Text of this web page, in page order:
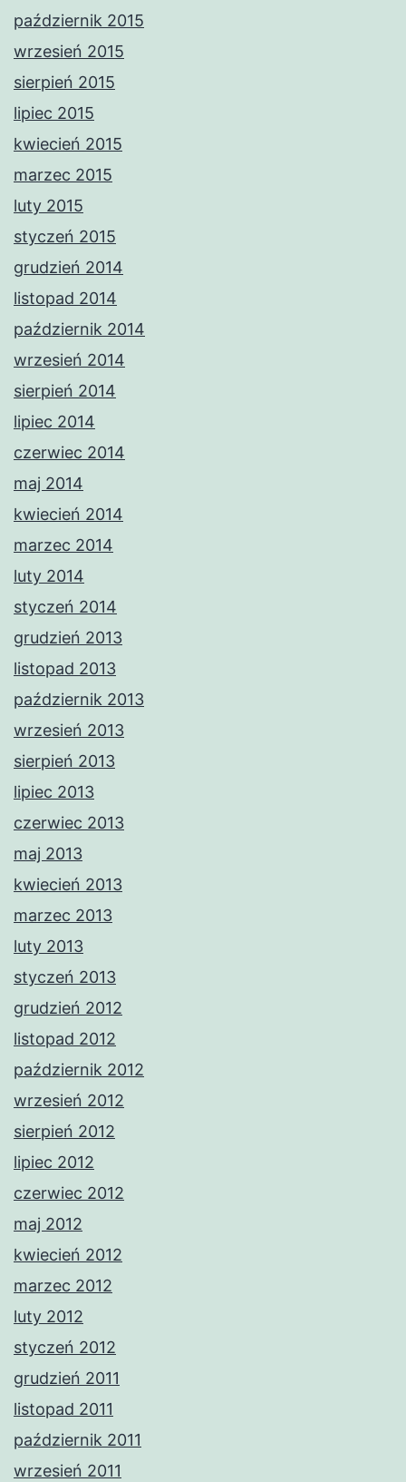
październik 2015
wrzesień 2015
sierpień 2015
lipiec 2015
kwiecień 2015
marzec 2015
luty 2015
styczeń 2015
grudzień 2014
listopad 2014
październik 2014
wrzesień 2014
sierpień 2014
lipiec 2014
czerwiec 2014
maj 2014
kwiecień 2014
marzec 2014
luty 2014
styczeń 2014
grudzień 2013
listopad 2013
październik 2013
wrzesień 2013
sierpień 2013
lipiec 2013
czerwiec 2013
maj 2013
kwiecień 2013
marzec 2013
luty 2013
styczeń 2013
grudzień 2012
listopad 2012
październik 2012
wrzesień 2012
sierpień 2012
lipiec 2012
czerwiec 2012
maj 2012
kwiecień 2012
marzec 2012
luty 2012
styczeń 2012
grudzień 2011
listopad 2011
październik 2011
wrzesień 2011